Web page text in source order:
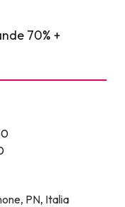
70% +
PN, Italia